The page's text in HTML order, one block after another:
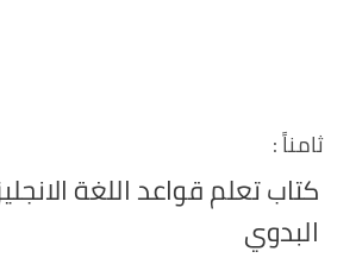
ثامناً :
كتاب تعلم قواعد اللغة
البدوي